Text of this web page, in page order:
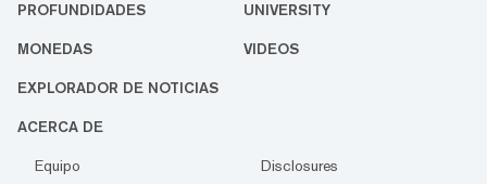
PROFUNDIDADES UNIVERSITY
MONEDAS VIDEOS
EXPLORADOR DE NOTICIAS
ACERCA DE
Equipo
Disclosures